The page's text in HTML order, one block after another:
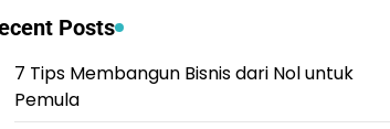
Posts
7 Tips Membangun Bisnis dari Nol untuk
Pemula